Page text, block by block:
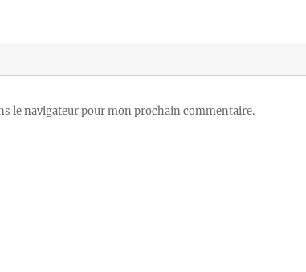
le navigateur pour mon prochain commentaire.